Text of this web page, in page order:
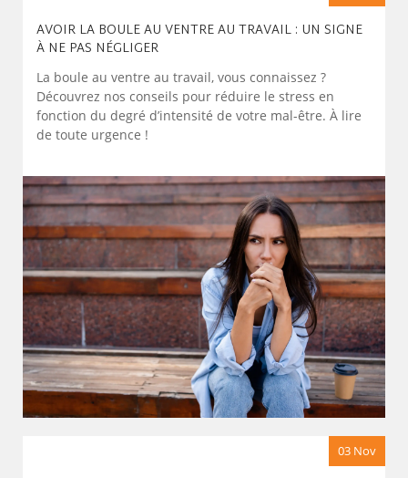
AVOIR LA BOULE AU VENTRE AU TRAVAIL : UN SIGNE
À NE PAS NÉGLIGER
La boule au ventre au travail, vous connaissez ?
Découvrez nos conseils pour réduire le stress en
fonction du degré d’intensité de votre mal-être. À lire
de toute urgence !
03 Nov